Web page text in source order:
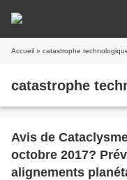
Accueil » catastrophe
catastrophe
Avis de
octobre 2017?
alignements